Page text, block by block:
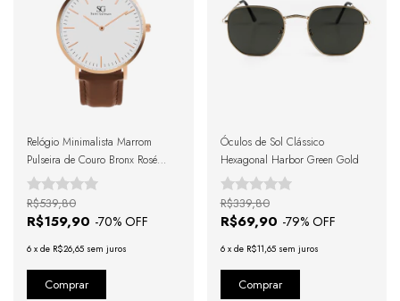
Relógio Minimalista Marrom
Pulseira de Couro Bronx Rosé
Gold 40mm
R$159,90 -70% OFF
R$539,80
6 x de R$26,65 sem juros
Óculos de Sol Clássico
Hexagonal Harbor Green Gold
R$69,90 -79% OFF
R$339,80
6 x de R$11,65 sem juros